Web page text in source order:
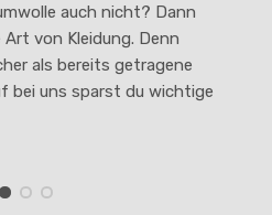
auch nicht? Dann
von Kleidung. Denn
als bereits getragene
bei uns sparst du wichtige